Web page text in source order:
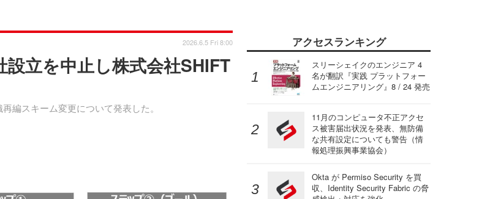
立を中止し株式会社SHIFT
編スキーム変更について発表した。
2026.6.5 Fri 8:00 アクセスランキング
スリーシェイクのエンジニア 4
名が翻訳『実践 プラットフォー
ムエンジニアリング』8 / 24 発売
11月のコンピュータ不正アクセ
ス被害届出状況を発表、無防備
な共有設定についても警告（情
報処理振興事業協会）
Okta が Permiso Security を買
収、Identity Security Fabric の脅